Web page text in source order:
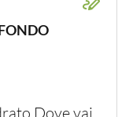
Dove vai